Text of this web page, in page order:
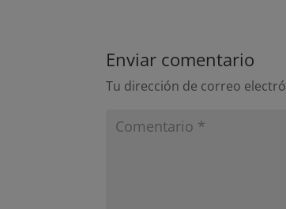
Enviar comentario
Tu dirección de correo